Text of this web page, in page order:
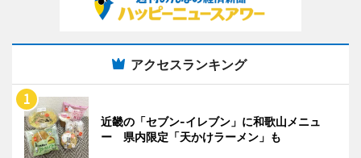
アクセスランキング
近畿の「セブン-イレブン」に和歌山メニュ
ー 県内限定「天かけラーメン」も